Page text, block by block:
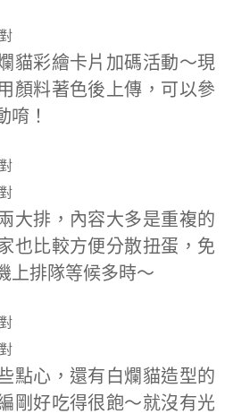
貓彩繪卡片加碼活動～現
顏料著色後上傳，可以參
唷！
大排，內容大多是重複的
也比較方便分散扭蛋，免
上排隊等候多時～
點心，還有白爛貓造型的
剛好吃得很飽～就沒有光